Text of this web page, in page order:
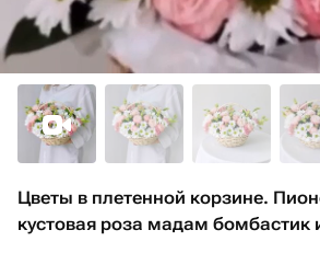
Цветы в плетенной корзине.
кустовая роза мадам бомбастик